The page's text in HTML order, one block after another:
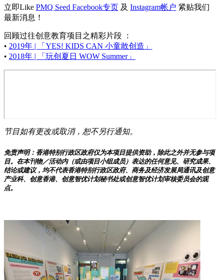
立即Like PMQ Seed Facebook专页 及 Instagram帐户 紧贴我们
最新消息！
回顾过往创意教育项目之精彩片段 ：
• 2019年 | 「YES! KIDS CAN 小童敢创造」
• 2018年 | 「玩创夏日 WOW Summer」
节目如有更改或取消，恕不另行通知。
免责声明：香港特别行政区政府仅为本项目提供资助，除此之外并无参与项
目。在本刊物／活动内（或由项目小组成员）表达的任何意见、研究成果、
结论或建议，均不代表香港特别行政区政府、商务及经济发展局通讯及创意
产业科、创意香港、创意智优计划秘书处或创意智优计划审核委员会的观
点。